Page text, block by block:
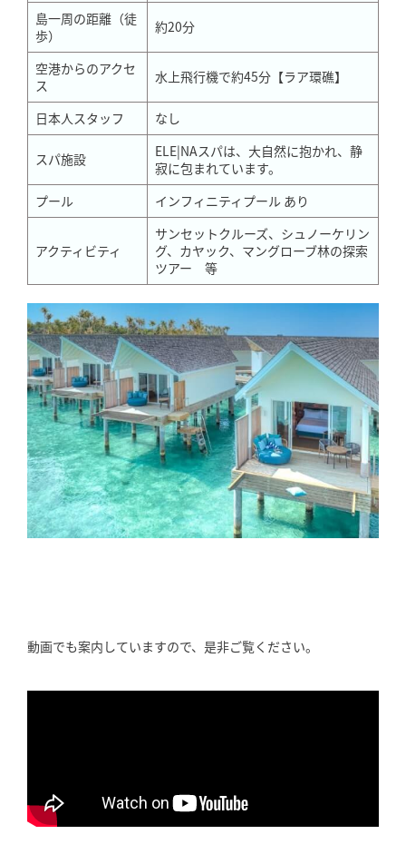
島一周の距離（徒
歩）
約20分
空港からのアクセ
ス
水上飛行機で約45分【ラア環礁】
日本人スタッフ なし
スパ施設
ELE|NAスパは、大自然に抱かれ、静
寂に包まれています。
プール
インフィニティプール あり
アクティビティ
サンセットクルーズ、シュノーケリン
グ、カヤック、マングローブ林の探索
ツアー 等
動画でも案内していますので、是非ご覧ください。